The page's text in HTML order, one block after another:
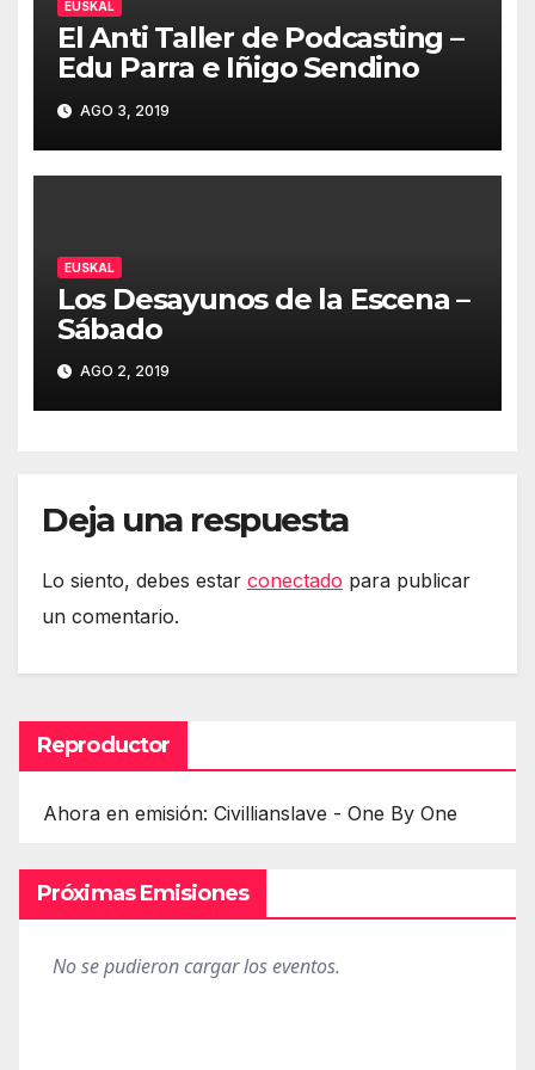
EUSKAL
El Anti Taller de Podcasting –
Edu Parra e Iñigo Sendino
AGO 3, 2019
EUSKAL
Los Desayunos de la Escena –
Sábado
AGO 2, 2019
Deja una respuesta
Lo siento, debes estar conectado para publicar
un comentario.
Reproductor
Ahora en emisión: Civillianslave - One By One
Próximas Emisiones